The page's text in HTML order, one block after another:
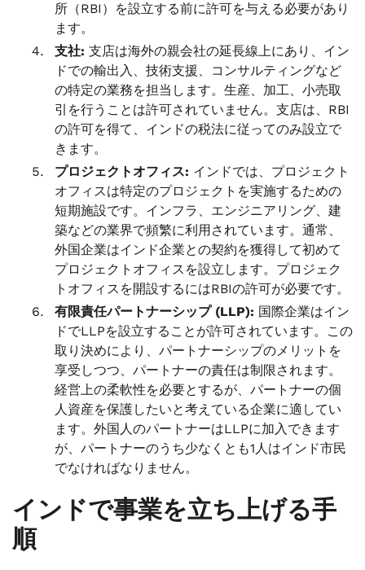
所（RBI）を設立する前に許可を与える必要があり
ます。
支社: 支店は海外の親会社の延長線上にあり、イン
ドでの輸出入、技術支援、コンサルティングなど
の特定の業務を担当します。生産、加工、小売取
引を行うことは許可されていません。支店は、RBI
の許可を得て、インドの税法に従ってのみ設立で
きます。
プロジェクトオフィス: インドでは、プロジェクト
オフィスは特定のプロジェクトを実施するための
短期施設です。インフラ、エンジニアリング、建
築などの業界で頻繁に利用されています。通常、
外国企業はインド企業との契約を獲得して初めて
プロジェクトオフィスを設立します。プロジェク
トオフィスを開設するにはRBIの許可が必要です。
有限責任パートナーシップ (LLP): 国際企業はイン
ドでLLPを設立することが許可されています。この
取り決めにより、パートナーシップのメリットを
享受しつつ、パートナーの責任は制限されます。
経営上の柔軟性を必要とするが、パートナーの個
人資産を保護したいと考えている企業に適してい
ます。外国人のパートナーはLLPに加入できます
が、パートナーのうち少なくとも1人はインド市民
でなければなりません。
インドで事業を立ち上げる手
順